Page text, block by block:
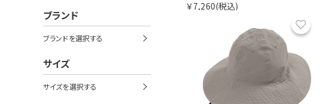
ブランド
ブランドを選択する
サイズ
サイズを選択する
￥7,260(税込)